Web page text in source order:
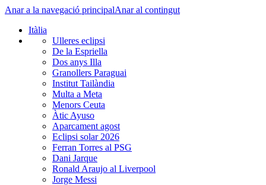
Anar a la navegació principalAnar al contingut
Itàlia
Ulleres eclipsi
De la Espriella
Dos anys Illa
Granollers Paraguai
Institut Tailàndia
Multa a Meta
Menors Ceuta
Àtic Ayuso
Aparcament agost
Eclipsi solar 2026
Ferran Torres al PSG
Dani Jarque
Ronald Araujo al Liverpool
Jorge Messi